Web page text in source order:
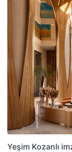
Yeşim Kozanlı